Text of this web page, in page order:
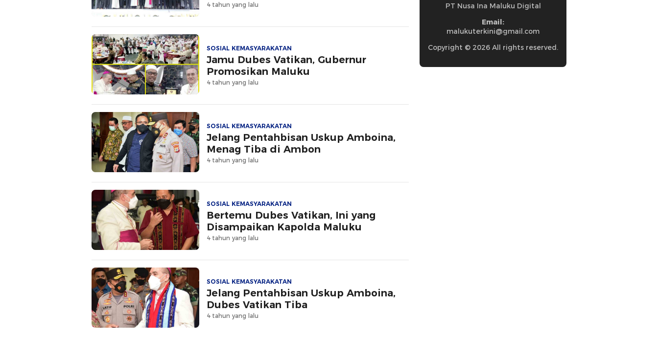
4 tahun yang lalu
SOSIAL KEMASYARAKATAN
Jamu Dubes Vatikan, Gubernur
Promosikan Maluku
4 tahun yang lalu
SOSIAL KEMASYARAKATAN
Jelang Pentahbisan Uskup Amboina,
Menag Tiba di Ambon
4 tahun yang lalu
SOSIAL KEMASYARAKATAN
Bertemu Dubes Vatikan, Ini yang
Disampaikan Kapolda Maluku
4 tahun yang lalu
SOSIAL KEMASYARAKATAN
Jelang Pentahbisan Uskup Amboina,
Dubes Vatikan Tiba
4 tahun yang lalu
PT Nusa Ina Maluku Digital
Email:
malukuterkini@gmail.com
Copyright © 2026 All rights reserved.